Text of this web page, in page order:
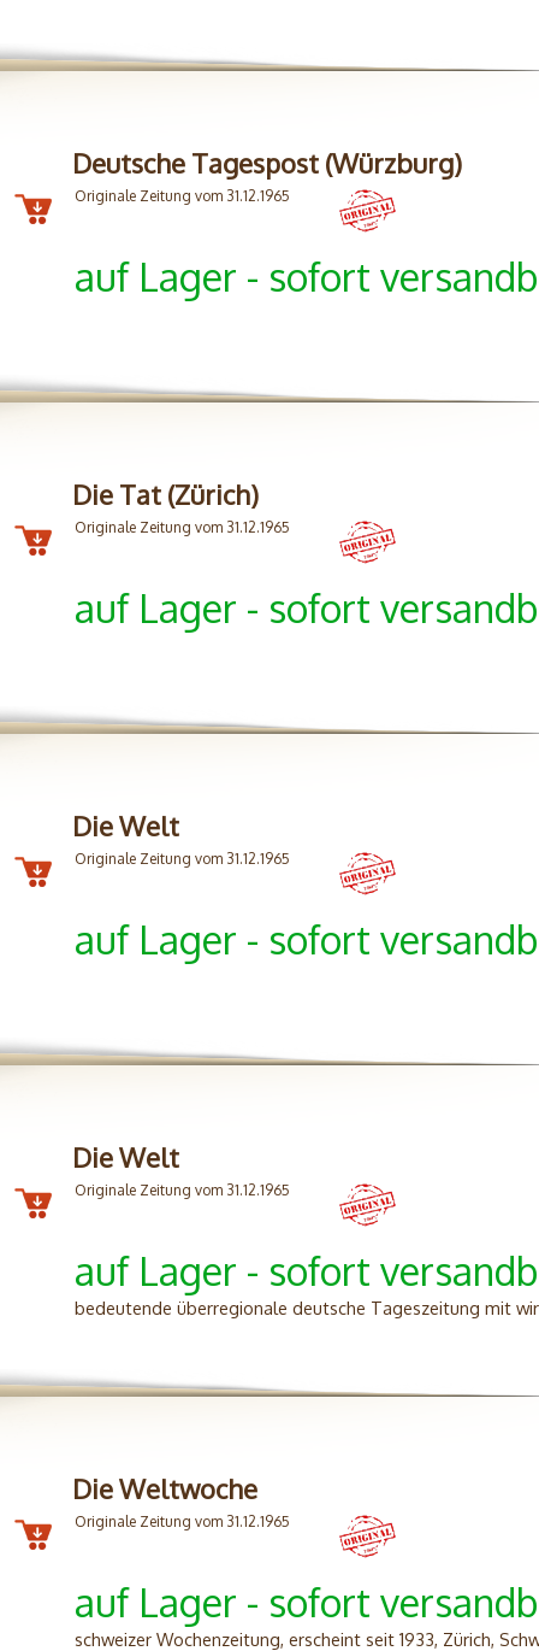
Deutsche Tagespost (Würzburg)
Originale Zeitung vom 31.12.1965
auf Lager - sofort
Die Tat (Zürich)
Originale Zeitung vom 31.12.1965
auf Lager - sofort
Die Welt
Originale Zeitung vom 31.12.1965
auf Lager - sofort
Die Welt
Originale Zeitung vom 31.12.1965
auf Lager - sofort
bedeutende überregionale deutsche Tageszeitung mit
Die Weltwoche
Originale Zeitung vom 31.12.1965
auf Lager - sofort
schweizer Wochenzeitung, erscheint seit 1933, Zürich,